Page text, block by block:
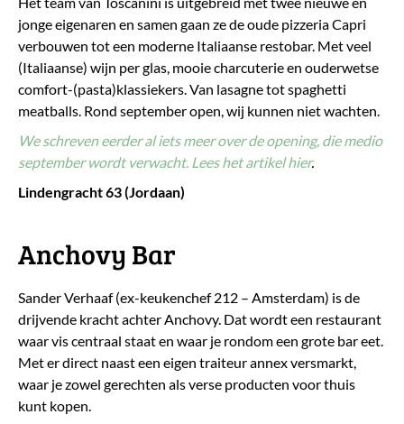
jonge eigenaren en samen gaan ze de oude pizzeria Capri
verbouwen tot een moderne Italiaanse restobar. Met veel
(Italiaanse) wijn per glas, mooie charcuterie en ouderwetse
comfort-(pasta)klassiekers. Van lasagne tot spaghetti
meatballs. Rond september open, wij kunnen niet wachten.
We schreven eerder al iets meer over de opening, die medio
september wordt verwacht. Lees het artikel hier.
Lindengracht 63 (Jordaan)
Anchovy Bar
Sander Verhaaf (ex-keukenchef 212 – Amsterdam) is de
drijvende kracht achter Anchovy. Dat wordt een restaurant
waar vis centraal staat en waar je rondom een grote bar eet.
Met er direct naast een eigen traiteur annex versmarkt,
waar je zowel gerechten als verse producten voor thuis
kunt kopen.